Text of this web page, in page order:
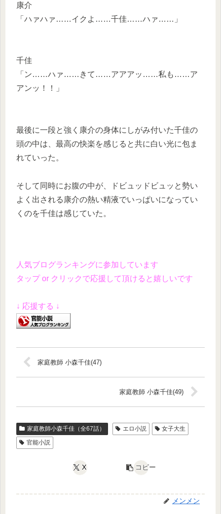
康介
「ハァハァ……イクよ……千佳……ハァ……」
千佳
「ン……ハァ……きて……アアアッ……私も……ア
アンッ！！」
最後に一段と強く康介の身体にしがみ付いた千佳の
頭の中は、最高の快楽を感じると共に白い光に包ま
れていった。
そして同時にお腹の中が、ドビュッドビュッと勢い
よく出される康介の熱い精液でいっぱいになってい
くのを千佳は感じていた。
人気ブログランキングに参加しています
タップ or クリックで応援して頂けると嬉しいです
↓ 応援する ↓
家庭教師 小森千佳(47)
家庭教師 小森千佳(49)
家庭教師小森千佳（全67話） エロ小説
女子大生
官能小説
X コピー
メンメン